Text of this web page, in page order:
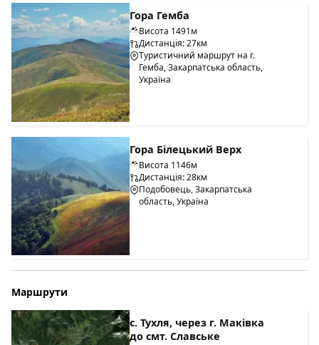
Гора Гемба
Висота 1491м
Дистанція: 27км
Туристичний маршрут на г.
Гемба, Закарпатська область,
Україна
Гора Білецький Верх
Висота 1146м
Дистанція: 28км
Подобовець, Закарпатська
область, Україна
Маршрути
с. Тухля, через г. Маківка
до смт. Славське